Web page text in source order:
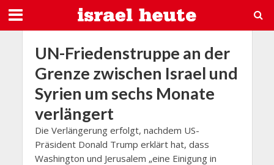
UN-Friedenstruppe an der
Grenze zwischen Israel und
Syrien um sechs Monate
verlängert
Die Verlängerung erfolgt, nachdem US-
Präsident Donald Trump erklärt hat, dass
Washington und Jerusalem „eine Einigung in